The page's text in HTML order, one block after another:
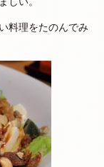
料理をたのんでみ